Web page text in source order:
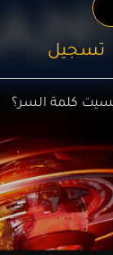
تسجيل
كلمة السر؟